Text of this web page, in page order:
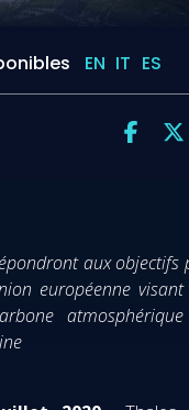
EN IT ES
aux objectifs
européenne